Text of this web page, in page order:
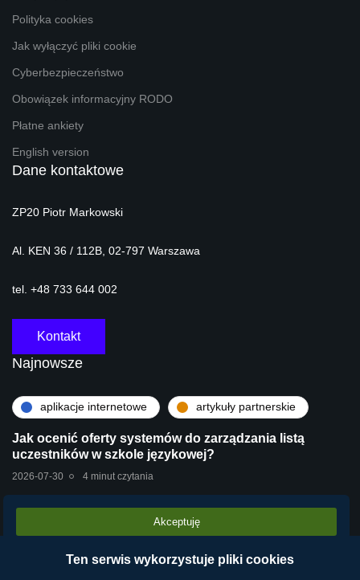
Polityka cookies
Jak wyłączyć pliki cookie
Cyberbezpieczeństwo
Obowiązek informacyjny RODO
Płatne ankiety
English version
Dane kontaktowe
ZP20 Piotr Markowski
Al. KEN 36 / 112B, 02-797 Warszawa
tel. +48 733 644 002
Kontakt
Najnowsze
aplikacje internetowe artykuły partnerskie
Jak ocenić oferty systemów do zarządzania listą
uczestników w szkole językowej?
2026-07-30 4 minut czytania
technologie
Stara centrala vs Wirtualna Centrala Telefoniczna
Akceptuję
Ten serwis wykorzystuje pliki cookies